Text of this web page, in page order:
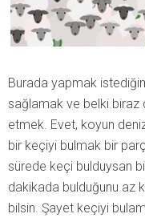
Burada yapmak
sağlamak ve belki biraz
etmek. Evet, koyun
bir keçiyi bulmak bir
sürede keçi bulduysan
dakikada bulduğunu az
bilsin. Şayet keçiyi